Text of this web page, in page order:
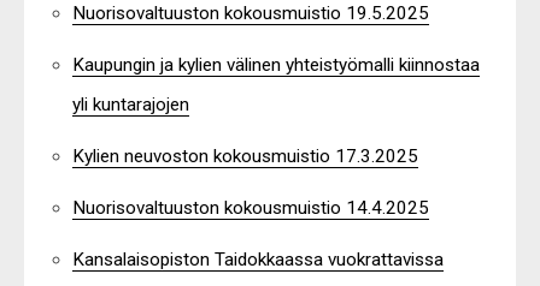
Nuorisovaltuuston kokousmuistio 19.5.2025
Kaupungin ja kylien välinen yhteistyömalli kiinnostaa
yli kuntarajojen
Kylien neuvoston kokousmuistio 17.3.2025
Nuorisovaltuuston kokousmuistio 14.4.2025
Kansalaisopiston Taidokkaassa vuokrattavissa